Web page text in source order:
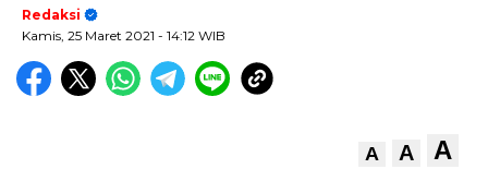
Redaksi
Kamis, 25 Maret 2021 - 14:12 WIB
A A A